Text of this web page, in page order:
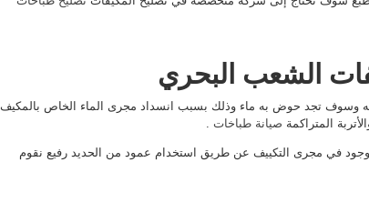
الشعب البحري
وسوف تجد حوض به ماء وذلك بسبب انسداد مجرى الماء الخاص بالمكيف
المتراكمة صيانة طباخات
في مجرى التكييف عن طريق استخدام عمود من الحديد رفيع نقوم